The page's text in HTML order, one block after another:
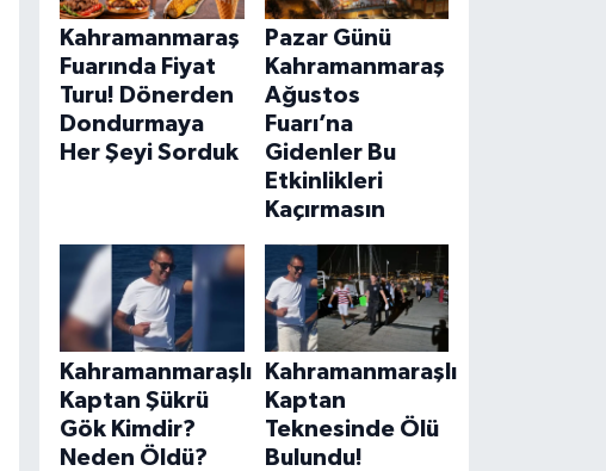
Kahramanmaraş
Fuarında Fiyat
Turu! Dönerden
Dondurmaya
Her Şeyi Sorduk
Pazar Günü
Kahramanmaraş
Ağustos
Fuarı’na
Gidenler Bu
Etkinlikleri
Kaçırmasın
Kahramanmaraşlı
Kaptan Şükrü
Gök Kimdir?
Neden Öldü?
Kahramanmaraşlı
Kaptan
Teknesinde Ölü
Bulundu!